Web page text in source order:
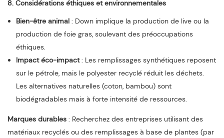
8. Considérations éthiques et environnementales
Bien-être animal : Down implique la production de live ou la
production de foie gras, soulevant des préoccupations
éthiques.
Impact éco-impact: Les remplissages synthétiques reposent
sur le pétrole, mais le polyester recyclé réduit les déchets.
Les alternatives naturelles (coton, bambou) sont
biodégradables mais à forte intensité de ressources.
Marques durables : Recherchez des entreprises utilisant des
matériaux recyclés ou des remplissages à base de plantes (par